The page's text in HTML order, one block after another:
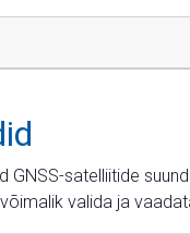
satelliitide
valida ja